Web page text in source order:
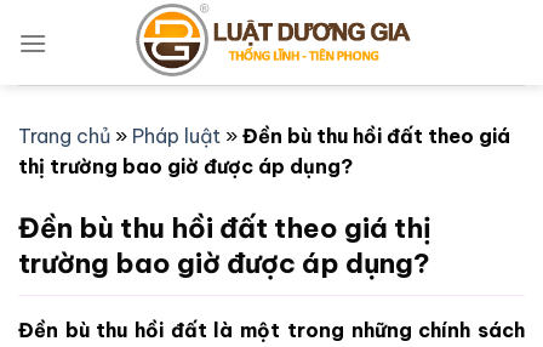
qua
Trang chủ » Pháp luật » Đền bù thu hồi đất theo giá
thị trường bao giờ được áp dụng?
Đền bù thu hồi đất theo giá thị
trường bao giờ được áp dụng?
Đền bù thu hồi đất là một trong những chính sách